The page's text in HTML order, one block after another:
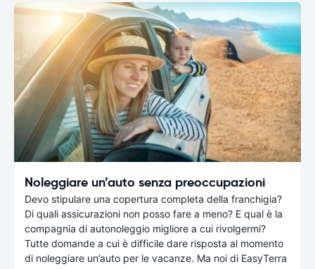
Noleggiare un’auto senza preoccupazioni
Devo stipulare una copertura completa della franchigia?
Di quali assicurazioni non posso fare a meno? E qual è la
compagnia di autonoleggio migliore a cui rivolgermi?
Tutte domande a cui è difficile dare risposta al momento
di noleggiare un’auto per le vacanze. Ma noi di EasyTerra